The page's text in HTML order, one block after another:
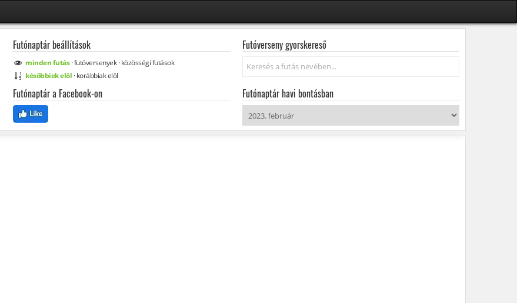
Futónaptár beállítások
mindenfutás·futóversenyek·közösségifutások
későbbiek elöl ·korábbiak elöl
Futónaptár a Facebook-on
Futóverseny gyorskereső
Keresés...
Futónaptár havi bontásban